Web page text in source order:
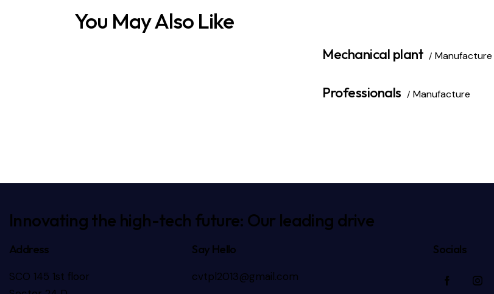
You May Also Like
Manufacture
Mechanical plant
Manufacture
Professionals
Innovating the high-tech future: Our leading drive
Address
SCO 145 1st floor
Say Hello
cvtpl2013@gmail.com
Socials